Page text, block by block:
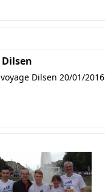
Dilsen
voyage Dilsen 20/01/2016